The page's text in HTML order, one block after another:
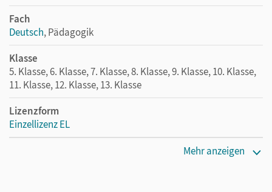
Fach
Deutsch, Pädagogik
Klasse
5. Klasse, 6. Klasse, 7. Klasse, 8. Klasse, 9. Klasse, 10. Klasse,
11. Klasse, 12. Klasse, 13. Klasse
Lizenzform
Einzellizenz EL
Mehr anzeigen